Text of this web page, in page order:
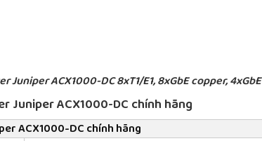
Juniper ACX1000-DC 8xT1/E1, 8xGbE copper, 4xGbE
Juniper ACX1000-DC chính hãng
ACX1000-DC chính hãng